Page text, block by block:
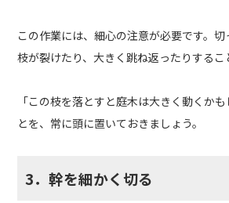
この作業には、細心の注意が必要です。
枝が裂けたり、大きく跳ね返ったりするこ
「この枝を落とすと庭木は大きく動くか
とを、常に頭に置いておきましょう。
3．幹を細かく切る